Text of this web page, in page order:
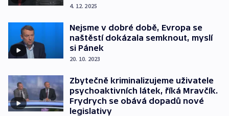
4. 12. 2025
Nejsme v dobré době, Evropa se
naštěstí dokázala semknout, myslí
si Pánek
20. 10. 2023
Zbytečně kriminalizujeme uživatele
psychoaktivních látek, říká Mravčík.
Frydrych se obává dopadů nové
legislativy